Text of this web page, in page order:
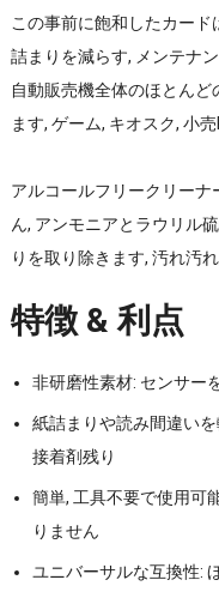
この事前に飽和したカー
詰まりを減らす, メンテナ
自動販売機全体のほとん
ます, ゲーム, キオスク, 小
アルコールフリークリー
ん, アンモニアとラウリル
りを取り除きます, 汚れ汚
特徴 & 利点
非研磨性素材: センサー
紙詰まりや読み間違い
接着剤残り
簡単, 工具不要で使用可
りません
ユニバーサルな互換性: